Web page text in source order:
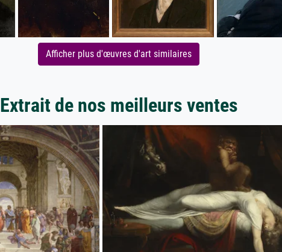
Afficher plus d'œuvres d'art similaires
Extrait de nos meilleurs ventes